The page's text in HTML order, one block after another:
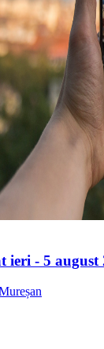
ieri - 5